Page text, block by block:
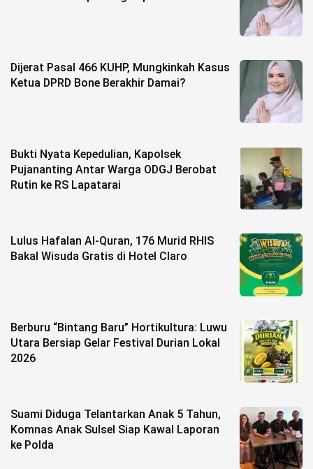
Dijerat Pasal 466 KUHP, Mungkinkah Kasus
Ketua DPRD Bone Berakhir Damai?
Bukti Nyata Kepedulian, Kapolsek
Pujananting Antar Warga ODGJ Berobat
Rutin ke RS Lapatarai
Lulus Hafalan Al-Quran, 176 Murid RHIS
Bakal Wisuda Gratis di Hotel Claro
Berburu “Bintang Baru” Hortikultura: Luwu
Utara Bersiap Gelar Festival Durian Lokal
2026
Suami Diduga Telantarkan Anak 5 Tahun,
Komnas Anak Sulsel Siap Kawal Laporan
ke Polda